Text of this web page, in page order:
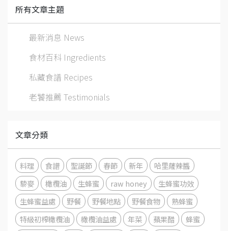
所有文章主題
最新消息 News
食材百科 Ingredients
私藏食譜 Recipes
老饕推薦 Testimonials
文章分類
料理 食譜 聖誕節 春節 新年
哈里薩辣醬
藜麥
橄欖油 生蜂蜜 raw honey
生蜂蜜功效
生蜂蜜益處
野餐 野餐地點 野餐食物
熟蜂蜜
特級初榨橄欖油
橄欖油益處 年菜 蘋果醋 蜂蜜